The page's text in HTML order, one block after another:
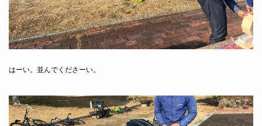
はーい。並んでくださーい。